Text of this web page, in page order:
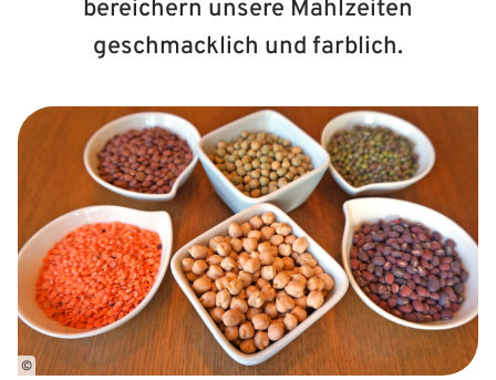
bereichern unsere Mahlzeiten
geschmacklich und farblich.
©